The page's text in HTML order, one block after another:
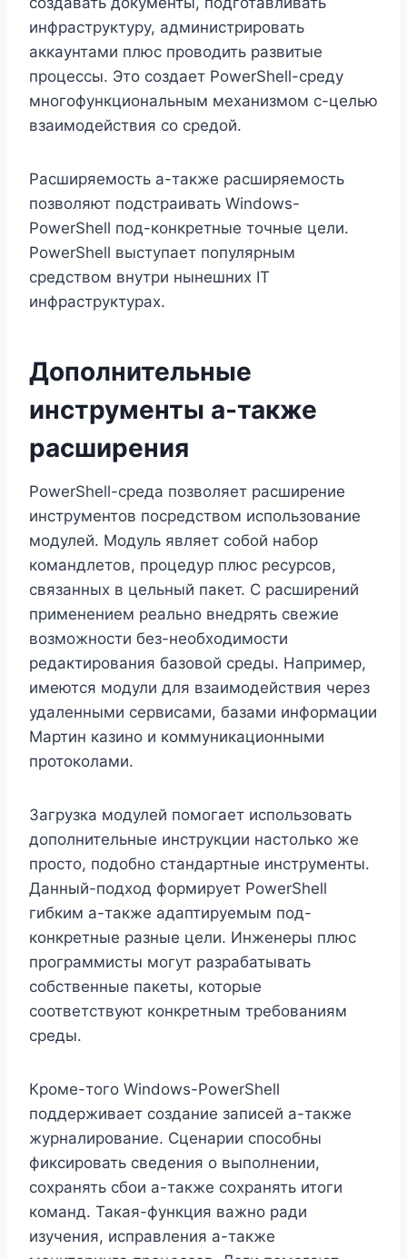
инфраструктуру, администрировать
аккаунтами плюс проводить развитые
процессы. Это создает PowerShell-среду
многофункциональным механизмом с-целью
взаимодействия со средой.
Расширяемость а-также расширяемость
позволяют подстраивать Windows-
PowerShell под-конкретные точные цели.
PowerShell выступает популярным
средством внутри нынешних IT
инфраструктурах.
Дополнительные
инструменты а-также
расширения
PowerShell-среда позволяет расширение
инструментов посредством использование
модулей. Модуль являет собой набор
командлетов, процедур плюс ресурсов,
связанных в цельный пакет. С расширений
применением реально внедрять свежие
возможности без-необходимости
редактирования базовой среды. Например,
имеются модули для взаимодействия через
удаленными сервисами, базами информации
Мартин казино и коммуникационными
протоколами.
Загрузка модулей помогает использовать
дополнительные инструкции настолько же
просто, подобно стандартные инструменты.
Данный-подход формирует PowerShell
гибким а-также адаптируемым под-
конкретные разные цели. Инженеры плюс
программисты могут разрабатывать
собственные пакеты, которые
соответствуют конкретным требованиям
среды.
Кроме-того Windows-PowerShell
поддерживает создание записей а-также
журналирование. Сценарии способны
фиксировать сведения о выполнении,
сохранять сбои а-также сохранять итоги
команд. Такая-функция важно ради
изучения, исправления а-также